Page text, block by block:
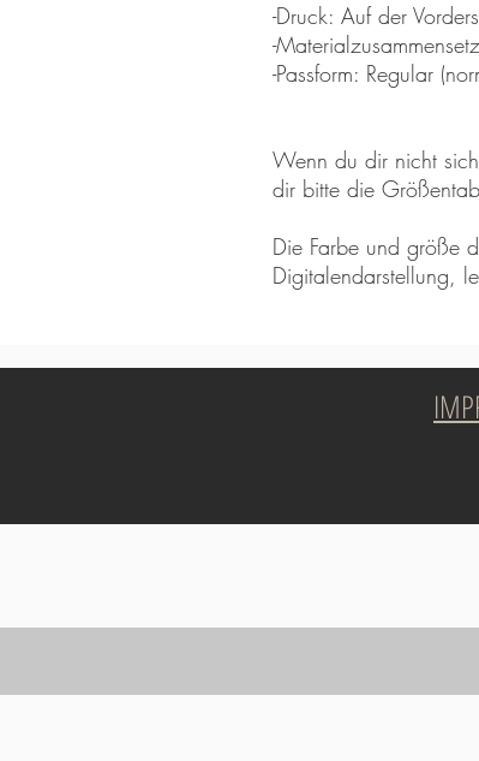
-Druck: Auf der
-
-Passform: Regular
Wenn du dir nicht
dir bitte die
Die Farbe und größe
Digitalendarstellung,